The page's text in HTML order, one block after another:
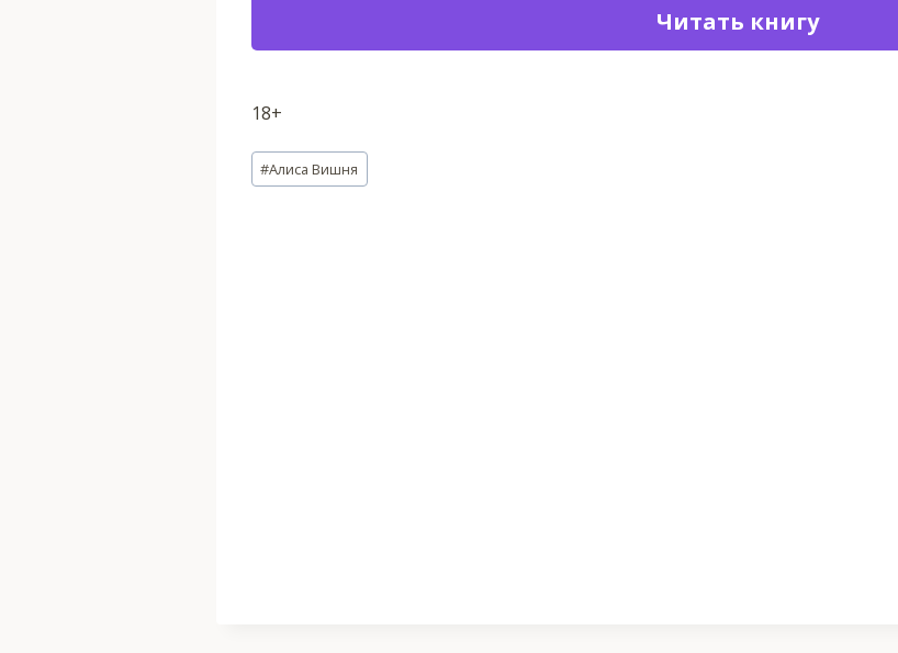
Читать книгу
18+
Метки
записи:
#Алиса Вишня